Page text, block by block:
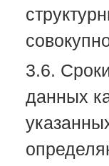
3.6.
данных